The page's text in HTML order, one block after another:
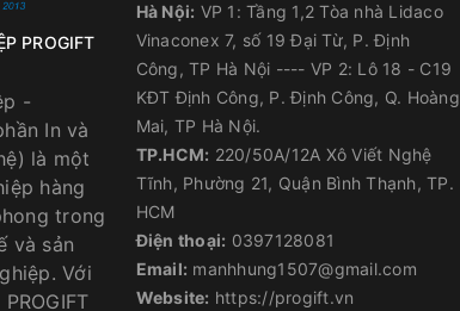
PROGIFT
-
In và
là một
hàng
trong
và sản
Với
Hà Nội: VP 1: Tầng 1,2 Tòa nhà Lidaco
Vinaconex 7, số 19 Đại Từ, P. Định
Công, TP Hà Nội ---- VP 2: Lô 18 - C19
KĐT Định Công, P. Định Công, Q. Hoàng
Mai, TP Hà Nội.
TP.HCM: 220/50A/12A Xô Viết Nghệ
Tĩnh, Phường 21, Quận Bình Thạnh, TP.
HCM
Điện thoại: 0397128081
Email: manhhung1507@gmail.com
Website: https://progift.vn